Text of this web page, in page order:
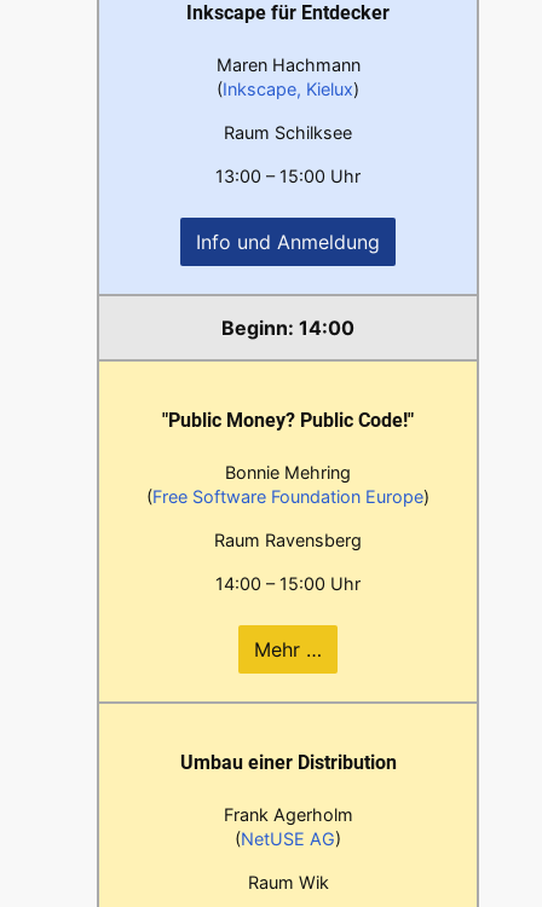
Inkscape für Entdecker
Maren Hachmann
(Inkscape, Kielux)
Raum Schilksee
13:00 – 15:00 Uhr
Info und Anmeldung
14:00
"Public Money? Public Code!"
Bonnie Mehring
(Free Software Foundation Europe)
Raum Ravensberg
14:00 – 15:00 Uhr
Mehr …
Umbau einer Distribution
Frank Agerholm
(NetUSE AG)
Raum Wik